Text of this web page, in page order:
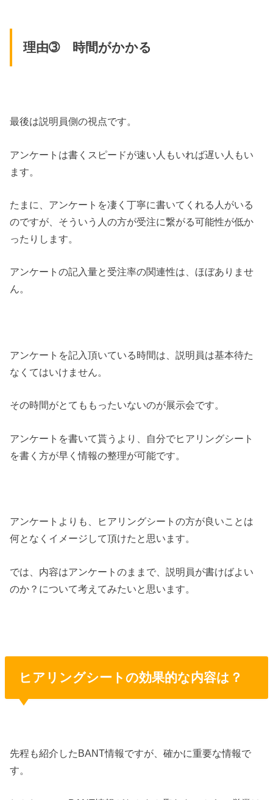
理由➂ 時間がかかる
最後は説明員側の視点です。
アンケートは書くスピードが速い人もいれば遅い人もい
ます。
たまに、アンケートを凄く丁寧に書いてくれる人がいる
のですが、そういう人の方が受注に繋がる可能性が低か
ったりします。
アンケートの記入量と受注率の関連性は、ほぼありませ
ん。
アンケートを記入頂いている時間は、説明員は基本待た
なくてはいけません。
その時間がとてももったいないのが展示会です。
アンケートを書いて貰うより、自分でヒアリングシート
を書く方が早く情報の整理が可能です。
アンケートよりも、ヒアリングシートの方が良いことは
何となくイメージして頂けたと思います。
では、内容はアンケートのままで、説明員が書けばよい
のか？について考えてみたいと思います。
ヒアリングシートの効果的な内容は？
先程も紹介したBANT情報ですが、確かに重要な情報で
す。